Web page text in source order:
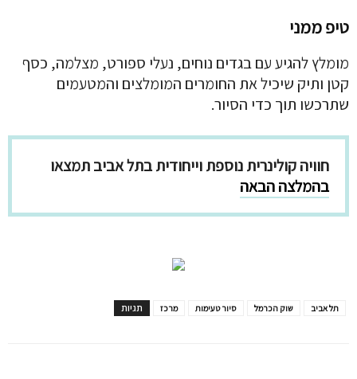
טיפ ממני
מומלץ להגיע עם בגדים נוחים, נעלי ספורט, מצלמה, כסף
קטן ותיק שיכיל את החומרים המומלצים והמטעמים
שתרכשו תוך כדי הסיור.
חוויה קולינרית נוספת וייחודית בתל אביב תמצאו
בהמלצה הבאה
תגיות מרכז סיור טעימות שוק הכרמל תל אביב